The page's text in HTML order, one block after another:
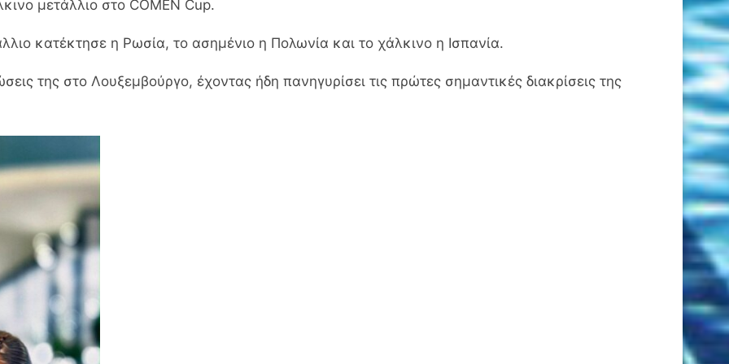
μετάλλιο στο COMEN Cup.
κατέκτησε η Ρωσία, το ασημένιο η Πολωνία και το χάλκινο η Ισπανία.
της στο Λουξεμβούργο, έχοντας ήδη πανηγυρίσει τις πρώτες σημαντικές διακρίσεις της